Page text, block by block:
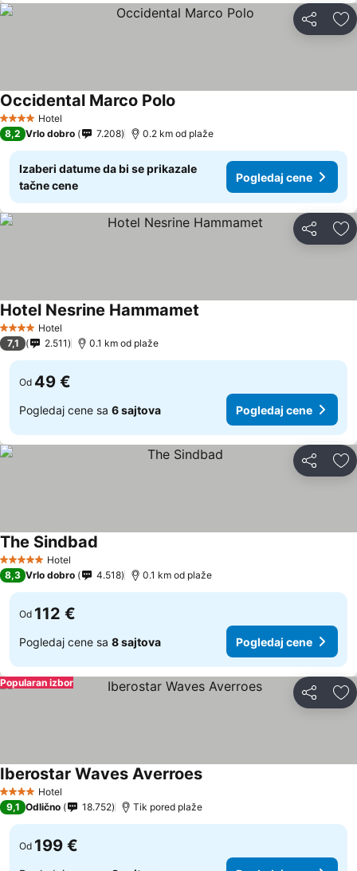
Deli
4 ZvezdiceHotel
Occidental Marco Polo
8,2 Vrlo dobro 7.208 0.2 km od plaže
Izaberi datume da bi se prikazale
tačne cene
Pogledaj cene
Deli
4 ZvezdiceHotel
Hotel Nesrine Hammamet
7,1 2.511 0.1 km od plaže
Od 49 €
Pogledaj cene sa 6 sajtova Pogledaj cene
Deli
5 ZvezdiceHotel
The Sindbad
8,3 Vrlo dobro 4.518 0.1 km od plaže
Od 112 €
Pogledaj cene sa 8 sajtova Pogledaj cene
Deli
Popularan izbor
4 ZvezdiceHotel
Iberostar Waves Averroes
9,1 Odlično 18.752 Tik pored plaže
Od 199 €